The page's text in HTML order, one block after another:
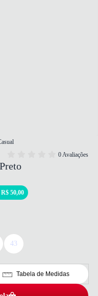
0 Avaliações
50,00
43
Tabela de Medidas